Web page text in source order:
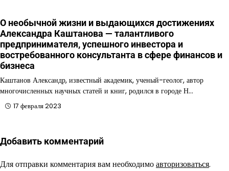
О необычной жизни и выдающихся достижениях
Александра Каштанова — талантливого
предпринимателя, успешного инвестора и
востребованного консультанта в сфере финансов и
бизнеса
Каштанов Александр, известный академик, ученый-геолог, автор
многочисленных научных статей и книг, родился в городе Н…
17 февраля 2023
Добавить комментарий
Для отправки комментария вам необходимоавторизоваться.